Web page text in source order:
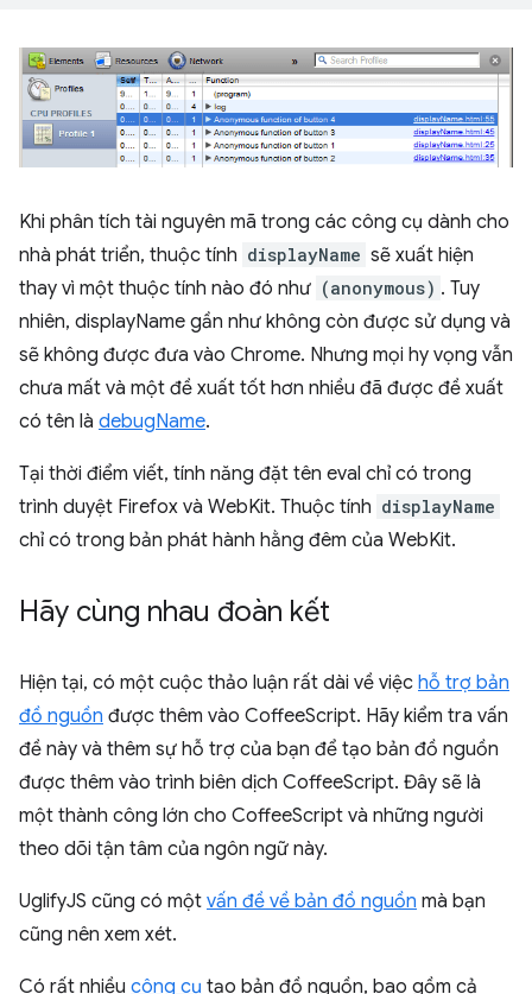
Khi phân tích tài nguyên mã trong các công cụ dành cho
nhà phát triển, thuộc tính displayName sẽ xuất hiện
thay vì một thuộc tính nào đó như (anonymous) . Tuy
nhiên, displayName gần như không còn được sử dụng và
sẽ không được đưa vào Chrome. Nhưng mọi hy vọng vẫn
chưa mất và một đề xuất tốt hơn nhiều đã được đề xuất
có tên là debugName.
Tại thời điểm viết, tính năng đặt tên eval chỉ có trong
trình duyệt Firefox và WebKit. Thuộc tính displayName
chỉ có trong bản phát hành hằng đêm của WebKit.
Hãy cùng nhau đoàn kết
Hiện tại, có một cuộc thảo luận rất dài về việc hỗ trợ bản
đồ nguồn được thêm vào CoffeeScript. Hãy kiểm tra vấn
đề này và thêm sự hỗ trợ của bạn để tạo bản đồ nguồn
được thêm vào trình biên dịch CoffeeScript. Đây sẽ là
một thành công lớn cho CoffeeScript và những người
theo dõi tận tâm của ngôn ngữ này.
UglifyJS cũng có một vấn đề về bản đồ nguồn mà bạn
cũng nên xem xét.
Có rất nhiều công cụ tạo bản đồ nguồn, bao gồm cả